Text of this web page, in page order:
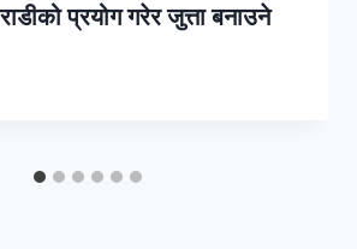
प्रयोग गरेर जुत्ता बनाउने